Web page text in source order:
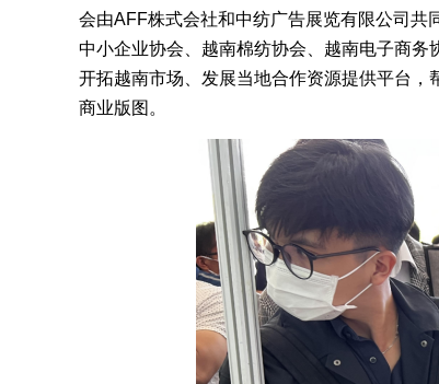
会由AFF株式会社和中纺广告展览有限公司共
中小企业协会、越南棉纺协会、越南电子商务
开拓越南市场、发展当地合作资源提供平台
商业版图。